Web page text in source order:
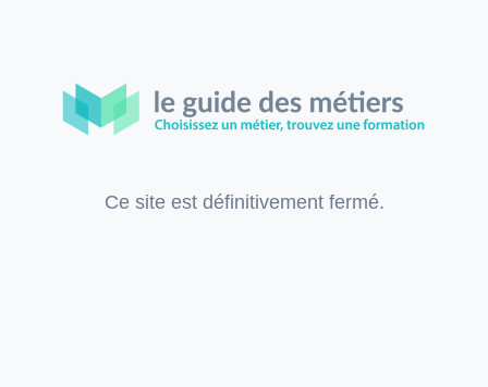
Ce site est définitivement fermé.